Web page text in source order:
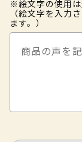
※絵文字の使用は
（絵文字を入力
ます。）